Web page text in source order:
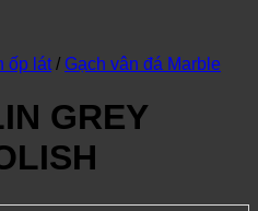
ốp lát / Gạch vân đá Marble
GREY